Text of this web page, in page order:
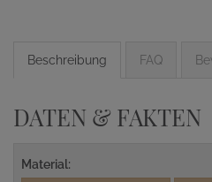
Beschreibung FAQ
DATEN & FAKTEN
Material: